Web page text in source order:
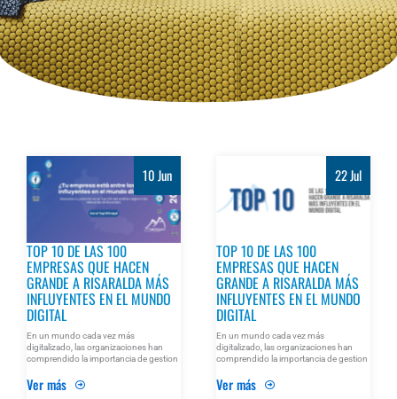
10 Jun
TOP 10 DE LAS 100
EMPRESAS QUE HACEN
GRANDE A RISARALDA MÁS
INFLUYENTES EN EL MUNDO
DIGITAL
En un mundo cada vez más
digitalizado, las organizaciones han
comprendido la importancia de gestion
Ver más
22 Jul
TOP 10 DE LAS 100
EMPRESAS QUE HACEN
GRANDE A RISARALDA MÁS
INFLUYENTES EN EL MUNDO
DIGITAL
En un mundo cada vez más
digitalizado, las organizaciones han
comprendido la importancia de gestion
Ver más